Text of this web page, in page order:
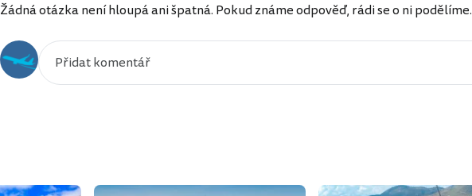
Žádná otázka není hloupá ani špatná. Pokud známe odpověď, rádi se o ni podělíme.